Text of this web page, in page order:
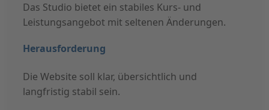
Das Studio bietet ein stabiles Kurs- und
Leistungsangebot mit seltenen Änderungen.
Herausforderung
Die Website soll klar, übersichtlich und
langfristig stabil sein.